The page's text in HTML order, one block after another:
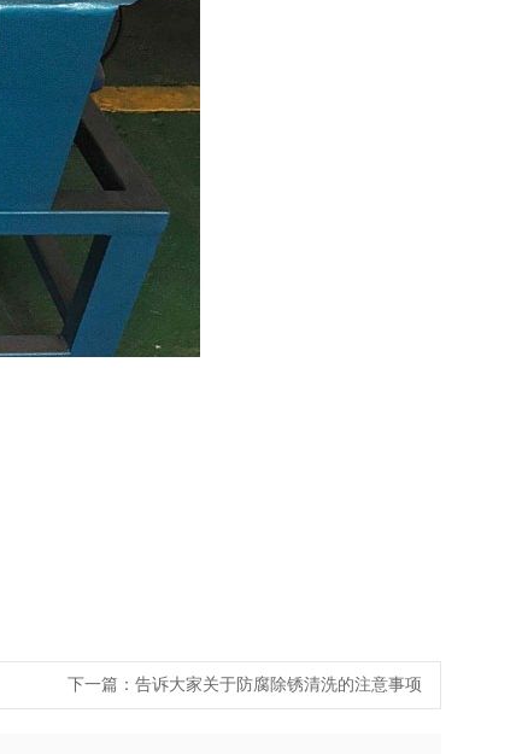
下一篇： 告诉大家关于防腐除锈清洗的注意事项